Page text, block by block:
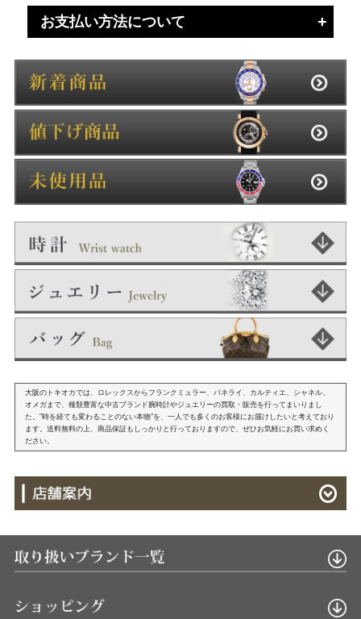
お支払い方法について
大阪のトキオカでは、ロレックスからフランクミュラー、パネライ、カルティエ、シャネル、
オメガまで、種類豊富な中古ブランド腕時計やジュエリーの買取・販売を行ってまいりまし
た。"時を経ても変わることのない本物"を、一人でも多くのお客様にお届けしたいと考えており
ます。送料無料の上、商品保証もしっかりと行っておりますので、ぜひお気軽にお買い求めく
ださい。